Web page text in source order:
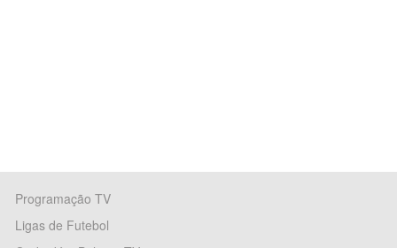
Programação TV
Ligas de Futebol